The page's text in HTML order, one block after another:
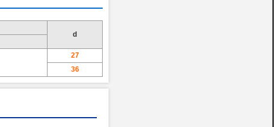
d
27
36